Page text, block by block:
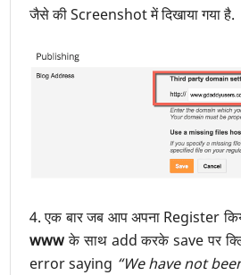
जैसे की Screenshot में दिखाया गया है.
4. एक बार जब आप अपना Register
wwwके साथ add करके save पर
error saying “We have not